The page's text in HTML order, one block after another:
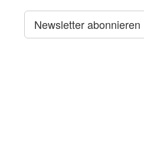
Newsletter abonnieren